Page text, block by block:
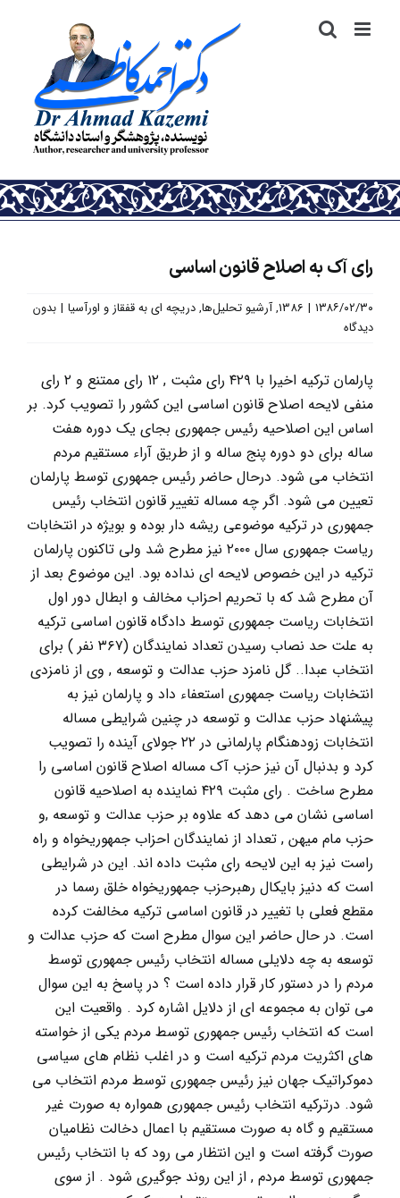
رای آک به اصلاح قانون اساسی
۱۳۸۶/۰۲/۳۰ |
1386
,آرشیو تحلیل‌ها,دریچه ای به قفقاز و اورآسیا | بدون
دیدگاه
پارلمان ترکیه اخیرا با ۴۲۹ رای مثبت , ۱۲ رای ممتنع و ۲ رای
منفی لایحه اصلاح قانون اساسی این کشور را تصویب کرد. بر
اساس این اصلاحیه رئیس جمهوری بجای یک دوره هفت
ساله برای دو دوره پنج ساله و از طریق آراء مستقیم مردم
انتخاب می شود. درحال حاضر رئیس جمهوری توسط پارلمان
تعیین می شود. اگر چه مساله تغییر قانون انتخاب رئیس
جمهوری در ترکیه موضوعی ریشه دار بوده و بویژه در انتخابات
ریاست جمهوری سال ۲۰۰۰ نیز مطرح شد ولی تاکنون پارلمان
ترکیه در این خصوص لایحه ای نداده بود. این موضوع بعد از
آن مطرح شد که با تحریم احزاب مخالف و ابطال دور اول
انتخابات ریاست جمهوری توسط دادگاه قانون اساسی ترکیه
به علت حد نصاب رسیدن تعداد نمایندگان (۳۶۷ نفر ) برای
انتخاب عبدا.. گل نامزد حزب عدالت و توسعه , وی از نامزدی
انتخابات ریاست جمهوری استعفاء داد و پارلمان نیز به
پیشنهاد حزب عدالت و توسعه در چنین شرایطی مساله
انتخابات زودهنگام پارلمانی در ۲۲ جولای آینده را تصویب
کرد و بدنبال آن نیز حزب آک مساله اصلاح قانون اساسی را
مطرح ساخت . رای مثبت ۴۲۹ نماینده به اصلاحیه قانون
اساسی نشان می دهد که علاوه بر حزب عدالت و توسعه ,و
حزب مام میهن , تعداد از نمایندگان احزاب جمهوریخواه و راه
راست نیز به این لایحه رای مثبت داده اند. این در شرایطی
است که دنیز بایکال رهبرحزب جمهوریخواه خلق رسما در
مقطع فعلی با تغییر در قانون اساسی ترکیه مخالفت کرده
است. در حال حاضر این سوال مطرح است که حزب عدالت و
توسعه به چه دلایلی مساله انتخاب رئیس جمهوری توسط
مردم را در دستور کار قرار داده است ؟ در پاسخ به این سوال
می توان به مجموعه ای از دلایل اشاره کرد . واقعیت این
است که انتخاب رئیس جمهوری توسط مردم یکی از خواسته
های اکثریت مردم ترکیه است و در اغلب نظام های سیاسی
دموکراتیک جهان نیز رئیس جمهوری توسط مردم انتخاب می
شود. درترکیه انتخاب رئیس جمهوری همواره به صورت غیر
مستقیم و گاه به صورت مستقیم با اعمال دخالت نظامیان
صورت گرفته است و این انتظار می رود که با انتخاب رئیس
جمهوری توسط مردم , از این روند جوگیری شود . از سوی